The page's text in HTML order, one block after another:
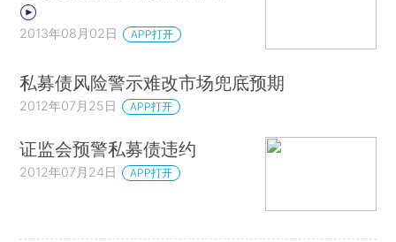
2013年08月02日 APP打开
私募债风险警示难改市场兜底预期
2012年07月25日 APP打开
证监会预警私募债违约
2012年07月24日 APP打开